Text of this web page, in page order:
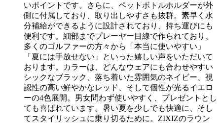
いポイントです。さらに、ペットボトルホルダーが外
側に付属しており、取り出しやすさも抜群。素早く水
分補給ができるように設計されており、持ち運びにも
便利です。細部までプレーヤー目線で作られており、
多くのゴルファーの方々から「本当に使いやすい」
「夏には手放せない」といった嬉しい声をいただいて
おります。カラーは、どんなウェアにも合わせやすい
シックなブラック、落ち着いた雰囲気のネイビー、視
認性の高い鮮やかなレッド、そして個性が光るイエロ
ーの4色展開。男女問わず使いやすく、プレゼントとし
ても喜ばれています。暑い夏を少しでも快適に、そし
てスタイリッシュに乗り切るために。ZIXIZのラウン